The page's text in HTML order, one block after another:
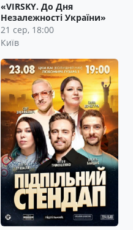
«VIRSKY. До Дня
Незалежності України»
21 сер, 18:00
Київ